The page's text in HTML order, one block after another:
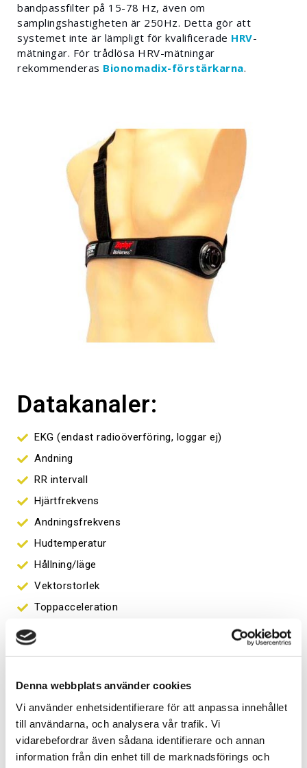
Denna webbplats använder cookies
Vi använder enhetsidentifierare för att anpassa innehållet
till användarna, och analysera vår trafik. Vi
vidarebefordrar även sådana identifierare och annan
information från din enhet till de marknadsförings och
bandpassfilter på 15-78 Hz, även om
samplingshastigheten är 250Hz. Detta gör att
systemet inte är lämpligt för kvalificerade HRV-
mätningar. För trådlösa HRV-mätningar
rekommenderas Bionomadix-förstärkarna.
Datakanaler:
EKG (endast radioöverföring, loggar ej)
Andning
RR intervall
Hjärtfrekvens
Andningsfrekvens
Hudtemperatur
Hållning/läge
Vektorstorlek
Toppacceleration
Livedatafunktioner:
Ett urval av valbara vågformer och trender
EKG